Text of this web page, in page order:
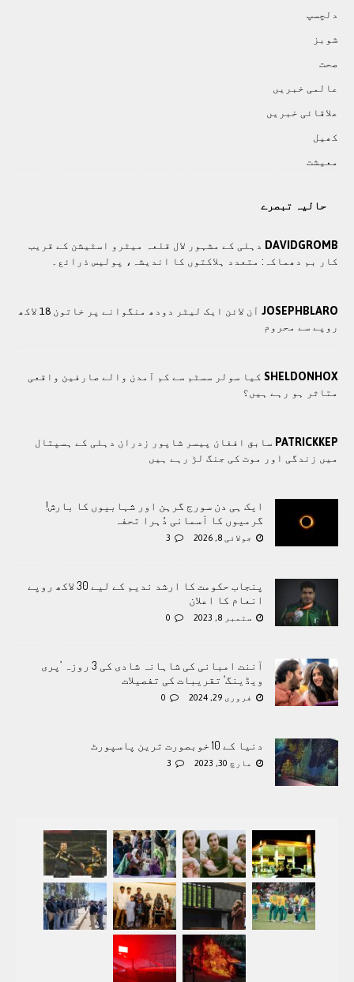
دلچسپ
شوبز
صحت
عالمی خبريں
علاقائی خبريں
کھيل
معيشت
حالیہ تبصرے
DAVIDGROMB دہلی کے مشہور لال قلعہ میٹرو اسٹیشن کے قریب
کار بم دھماکہ: متعدد ہلاکتوں کا انديشہ، پولیس ذرائع۔
JOSEPHBLARO
آن لائن ایک لیٹر دودھ منگوانے پر خاتون 18 لاکھ
روپے سے محروم
SHELDONHOX کیا سولر سسٹم سے کم آمدن والے صارفین واقعی
متاثر ہو رہے ہیں؟
PATRICKKEP سابق افغان پیسر شاپور زدران دہلی کے ہسپتال
میں زندگی اور موت کی جنگ لڑ رہے ہیں
ایک ہی دن سورج گرہن اور شہابیوں کا بارش!
گرمیوں کا آسمانی دُہرا تحفہ
جولائی 8, 2026 3
پنجاب حکومت کا ارشد ندیم کے لیے 30 لاکھ روپے
انعام کا اعلان
ستمبر 8, 2023 0
آننت امبانی کی شاہانہ شادی کی 3 روزہ ’پری
ویڈینگ‘ تقریبات کی تفصیلات
فروری 29, 2024 0
دنیا کے 10 خوبصورت ترین پاسپورٹ
مارچ 30, 2023 3